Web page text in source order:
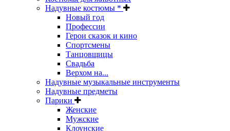
Надувные костюмы *
Новый год
Профессии
Герои сказок и кино
Спортсмены
Танцовщицы
Свадьба
Верхом на...
Надувные музыкальные инструменты
Надувные предметы
Парики
Женские
Мужские
Клоунские